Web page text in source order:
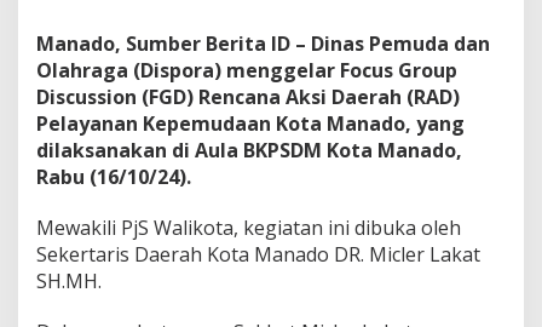
a
n
g
k
a
n
e
s
t
Manado, Sumber Berita ID – Dinas Pemuda dan
Olahraga (Dispora) menggelar Focus Group
Discussion (FGD) Rencana Aksi Daerah (RAD)
Pelayanan Kepemudaan Kota Manado, yang
dilaksanakan di Aula BKPSDM Kota Manado,
Rabu (16/10/24).
Mewakili PjS Walikota, kegiatan ini dibuka oleh
Sekertaris Daerah Kota Manado DR. Micler Lakat
SH.MH.